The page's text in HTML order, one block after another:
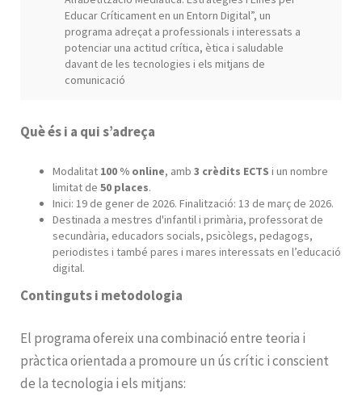
Educar Críticament en un Entorn Digital”, un
programa adreçat a professionals i interessats a
potenciar una actitud crítica, ètica i saludable
davant de les tecnologies i els mitjans de
comunicació
Què és i a qui s’adreça
Modalitat 100 % online, amb 3 crèdits ECTS i un nombre
limitat de 50 places.
Inici: 19 de gener de 2026. Finalització: 13 de març de 2026.
Destinada a mestres d'infantil i primària, professorat de
secundària, educadors socials, psicòlegs, pedagogs,
periodistes i també pares i mares interessats en l’educació
digital.
Continguts i metodologia
El programa ofereix una combinació entre teoria i
pràctica orientada a promoure un ús crític i conscient
de la tecnologia i els mitjans: